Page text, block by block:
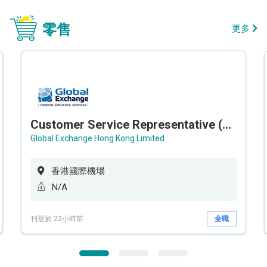
零售 更多
Customer Service Representative (Airport)
Global Exchange Hong Kong Limited
香港國際機場
N/A
刊登於 22小時前 全職